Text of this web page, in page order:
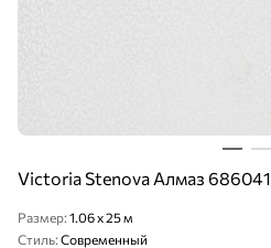
Victoria Stenova Алмаз 686041
Размер: 1.06 x 25 м
Стиль: Современный